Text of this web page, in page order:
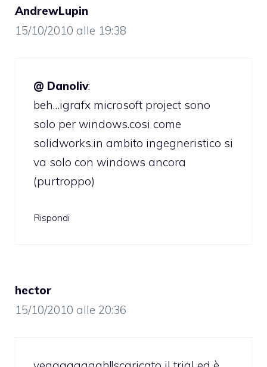
AndrewLupin
15/10/2010 alle 19:38
@ Danoliv:
beh…igrafx microsoft project sono
solo per windows.cosi come
solidworks.in ambito ingegneristico si
va solo con windows ancora
(purtroppo)
Rispondi
hector
15/10/2010 alle 20:36